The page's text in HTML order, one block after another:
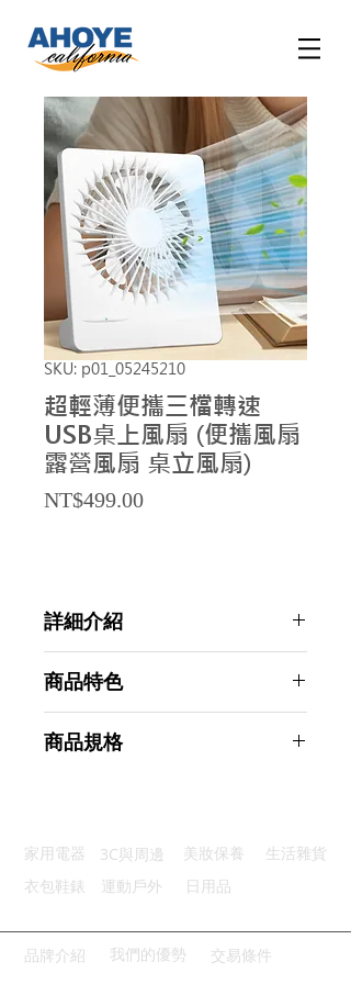
SKU: p01_05245210
超輕薄便攜三檔轉速
USB桌上風扇 (便攜風扇
露營風扇 桌立風扇)
NT$499.00Price
詳細介紹
商品特色
五片扇葉：風勁柔和氣流均勻
商品規格
商品型號：p01_05245210
主要材質：塑膠
商品重量(g)：210
產地名稱：中國大陸
家用電器 3C與周邊 美妝保養
生活雜貨
衣包鞋錶
運動戶外 日用品
品牌介紹 我們的優勢 交易條件